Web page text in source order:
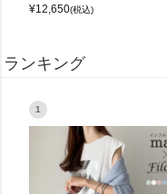
¥12,650(税込)
ランキング
1